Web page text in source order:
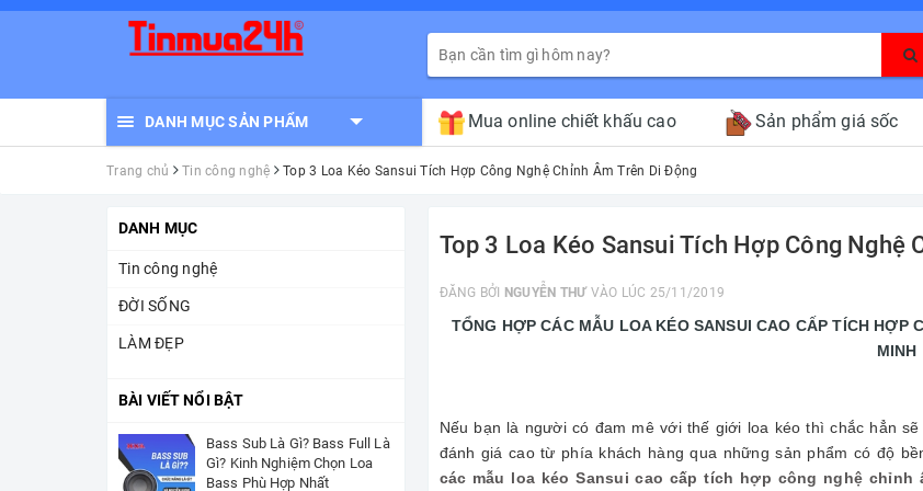
DANH MỤC SẢN PHẨM Mua online chiết khấu cao Sản phẩm giá sốc
Trang chủ Tin công nghệ Top 3 Loa Kéo Sansui Tích Hợp Công Nghệ Chỉnh Âm Trên Di Động
Top 3 Loa Kéo Sansui Tích Hợp Công Nghệ
ĐĂNG BỞI NGUYỄN THƯ VÀO LÚC 25/11/2019
TỔNG HỢP CÁC MẪU LOA KÉO SANSUI CAO CẤP TÍCH HỢP
MINH
Nếu bạn là người có đam mê với thế giới loa kéo thì chắc hẳn
đánh giá cao từ phía khách hàng qua những sản phẩm có độ
các mẫu loa kéo Sansui cao cấp tích hợp công nghệ
DANH MỤC
Tin công nghệ
ĐỜI SỐNG
LÀM ĐẸP
BÀI VIẾT NỔI BẬT
Bass Sub Là Gì? Bass Full Là
Gì? Kinh Nghiệm Chọn Loa
Bass Phù Hợp Nhất